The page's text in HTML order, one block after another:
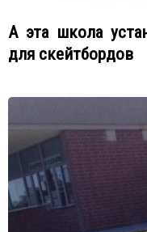
А эта школа
для скейтбордов